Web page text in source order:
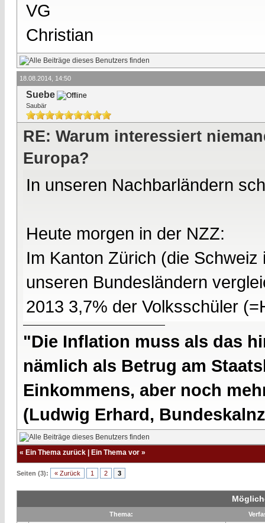
VG
Christian
18.08.2014, 14:50
Suebe
Saubär
RE: Warum interessiert
Europa?
In unseren Nachbarländern
Heute morgen in der NZZ:
Im Kanton Zürich (die
unseren Bundesländern
2013 3,7% der Volksschüler
"Die Inflation muss als das
nämlich als Betrug am
Einkommens, aber noch
(Ludwig Erhard,
« Ein Thema zurück Ein Thema vor »
Seiten (3): « Zurück 1 2 3
Thema: